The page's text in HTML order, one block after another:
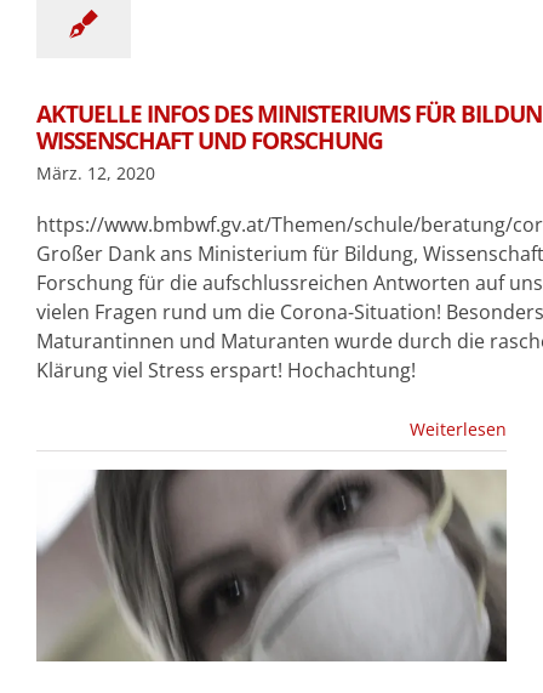
AKTUELLE INFOS DES MINISTERIUMS FÜR
WISSENSCHAFT UND FORSCHUNG
März. 12, 2020
https://www.bmbwf.gv.at/Themen/schule/beratung/
Großer Dank ans Ministerium für Bildung,
Forschung für die aufschlussreichen Antworten auf
vielen Fragen rund um die Corona-Situation!
Maturantinnen und Maturanten wurde durch die
Klärung viel Stress erspart! Hochachtung!
Weiterlesen